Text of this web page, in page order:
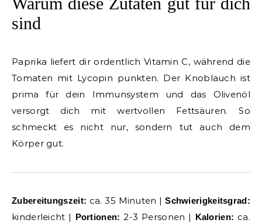
sind
Paprika liefert dir ordentlich Vitamin C, während die
Tomaten mit Lycopin punkten. Der Knoblauch ist
prima für dein Immunsystem und das Olivenöl
versorgt dich mit wertvollen Fettsäuren. So
schmeckt es nicht nur, sondern tut auch dem
Körper gut.
Zubereitungszeit: ca. 35 Minuten |Schwierigkeitsgrad:
kinderleicht | Portionen: 2-3 Personen | Kalorien: ca.